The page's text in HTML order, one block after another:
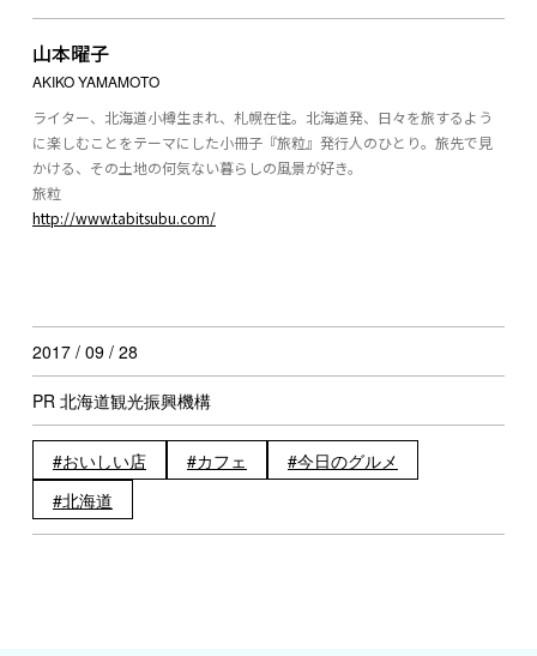
山本曜子
AKIKO YAMAMOTO
ライター、北海道小樽生まれ、札幌在住。北海道発、日々を旅するよう
に楽しむことをテーマにした小冊子『旅粒』発行人のひとり。旅先で見
かける、その土地の何気ない暮らしの風景が好き。
旅粒
http://www.tabitsubu.com/
2017 / 09 / 28
PR 北海道観光振興機構
おいしい店 カフェ
今日のグルメ
北海道